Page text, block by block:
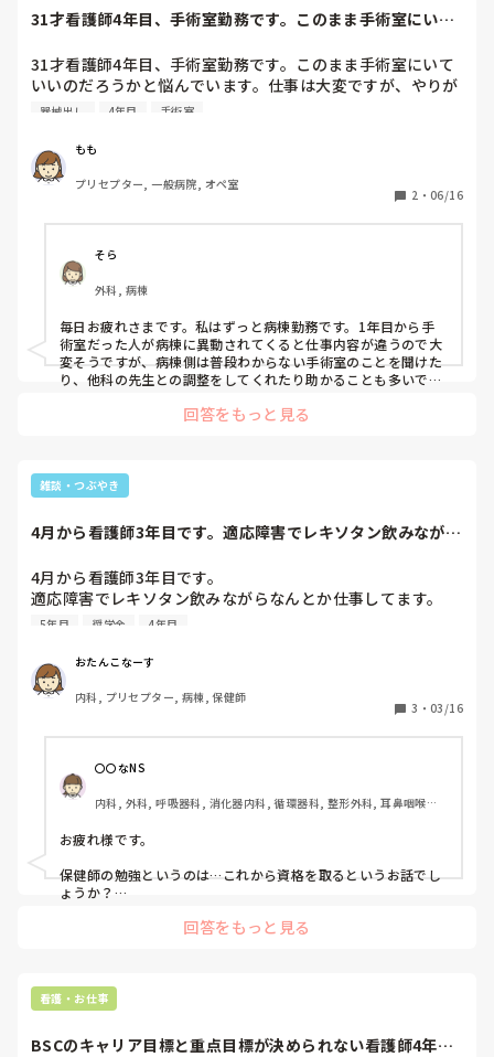
派遣会社によっては、就業に関するフォローがあまり無いとこ
ちかさんの場合、病棟経験がない為
介護施設勤務や病院病棟での派遣は辛いかもしれません。
施設勤務は日中であれば、2名位は看護師が居ますが吸引、経
その為、病棟経験が無い場合は
教えて頂ける環境がないと難しいです。
もし介護施設系を希望するなら、派遣会社で未経験でもフォロ
介護施設系は少ない人数で大人数を見る為、スピードも必要で
常に医師が居ない所が多いので
バイタル等の状態から、適宜Dr.コールや救急搬送の判断なんか
も求められます。
回復期系のリハビリ系の病棟や施設なら
あまり医療行為はないかもしれません。
また、訪問入浴やデイサービス等でしたら医療行為は殆どない
ので病棟経験がなくても大丈夫かと思います。
参考になればと思います。
31才看護師4年目、手術室勤務です。このまま手術室にいて
31才看護師4年目、手術室勤務です。このまま手術室にいて
いいのだろうかと悩んでいます。仕事は大変ですが、やりが
いも楽しさも感じていて、人間関係も良好で休日もしっかり
しかし、年齢を考えると病棟を経験しないまま歳をとること
に不安を感じています。長時間オペはあと数年で体力的にも
厳しいだろうなと思います。
院内の病棟への異動は考えていないので、他の病院へ就職と
いう形になります。
オペ看としてもまだまだ半人前で、病棟勤務をすることにも
不安があるし…クリニックとかの方がいいのか…など色んな
悩みがでてきてなにを選択したら良いのか迷子になっていま
なにか助言があればぜひ教えてくださいm(._.)m
器械出し 4年目 手術室
もも
プリセプター, 一般病院, オペ室
2 ・ 06/16
そら
外科, 病棟
毎日お疲れさまです。私はずっと病棟勤務です。1年目から手
術室だった人が病棟に異動されてくると仕事内容が違うので大
変そうですが、病棟側は普段わからない手術室のことを聞けた
り、他科の先生との調整をしてくれたり助かることも多いで
なんだなと最近感じたので書き込みました。
回答をもっと見る
雑談・つぶやき
4月から看護師3年目です。適応障害でレキソタン飲みながら
4月から看護師3年目です。
適応障害でレキソタン飲みながらなんとか仕事してます。
しかし、自分は今の病院を奨学金4年間払いきり、関東の市
とか抜きにいざ看護師として働き始めたあとも地域住民に対
する健康への意識づけの大切さも強まってきました。
ただ、レキソタン飲んでる、かつプリセプターで悩みもがく
時期に保健師の勉強なんかやったらリスキーですよね。。。
最悪、3年目はプリセプターに専念して4年目に余裕ができる
のでその期間に勉強して、5年目で受験、退職してもいいの
かな。。。
でも保健師になったら今遠距離恋愛している彼と別れること
になる(彼は不定期で転勤族)
ああ、決められない。早く決断して動きたいのに！
すみません、ただのつぶやきです。
こんな私に一声かけて下さると嬉しいです。
5年目 奨学金 4年目
おたんこなーす
内科, プリセプター, 病棟, 保健師
3 ・ 03/16
〇〇なNS
内科, 外科, 呼吸器科, 消化器内科, 循環器科, 整形外科, 耳鼻咽喉科,
お疲れ様です。
保健師の勉強というのは…これから資格を取るというお話でし
ょうか？
の保健師採用の試験を受ける勉強をするでしょうか？
回答をもっと見る
看護・お仕事
BSCのキャリア目標と重点目標が決められない看護師4年